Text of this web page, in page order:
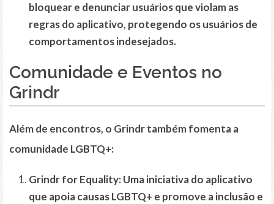
bloquear e denunciar usuários que violam as
regras do aplicativo, protegendo os usuários de
comportamentos indesejados.
Comunidade e Eventos no
Grindr
Além de encontros, o Grindr também fomenta a
comunidade LGBTQ+:
Grindr for Equality:Uma iniciativa do aplicativo
que apoia causas LGBTQ+ e promove a inclusão e